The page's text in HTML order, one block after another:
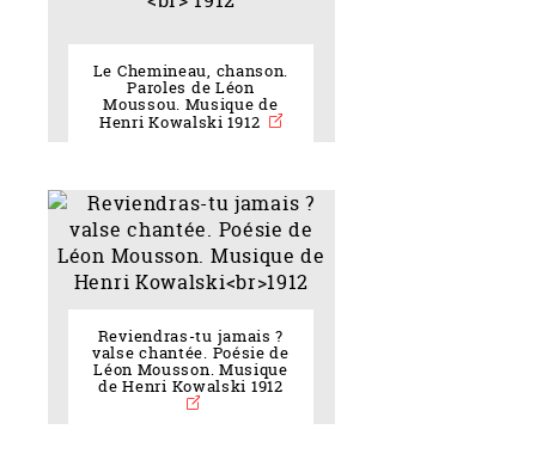
Le Chemineau, chanson.
Paroles de Léon
Moussou. Musique de
Henri Kowalski 1912
Reviendras-tu jamais ?
valse chantée. Poésie de
Léon Mousson. Musique
de Henri Kowalski 1912